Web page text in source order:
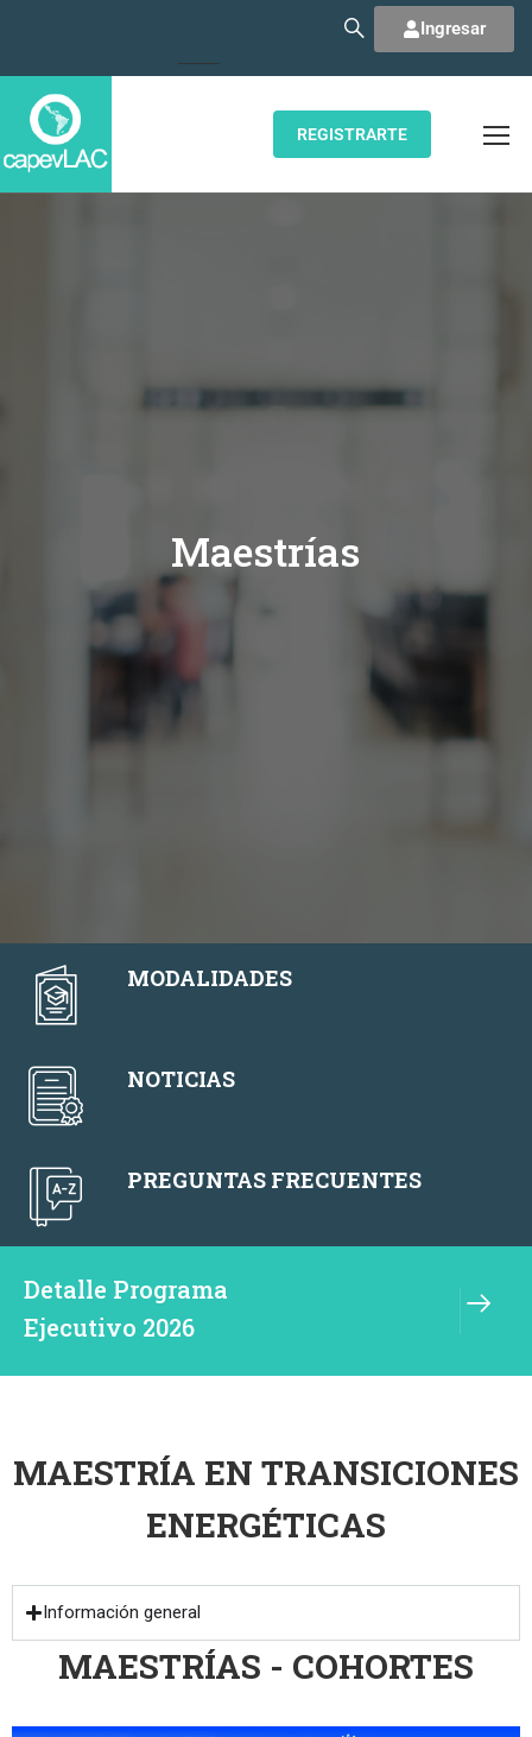
Ingresar
REGISTRARTE
Maestrías
MODALIDADES
NOTICIAS
PREGUNTAS FRECUENTES
Detalle Programa
Ejecutivo 2026
MAESTRÍA EN TRANSICIONES
ENERGÉTICAS
Información general
MAESTRÍAS - COHORTES